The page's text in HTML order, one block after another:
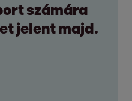
számára
jelent majd.